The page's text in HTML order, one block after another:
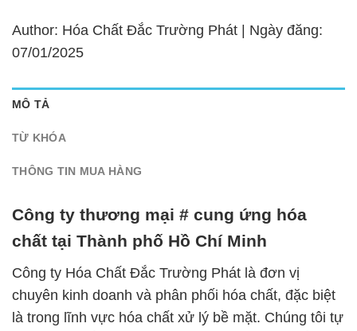
Author: Hóa Chất Đắc Trường Phát | Ngày đăng:
07/01/2025
MÔ TẢ
TỪ KHÓA
THÔNG TIN MUA HÀNG
Công ty thương mại # cung ứng hóa
chất tại Thành phố Hồ Chí Minh
Công ty Hóa Chất Đắc Trường Phát là đơn vị
chuyên kinh doanh và phân phối hóa chất, đặc biệt
là trong lĩnh vực hóa chất xử lý bề mặt. Chúng tôi tự